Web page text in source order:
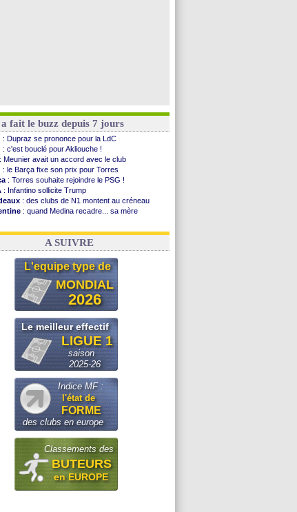
fait le buzz depuis 7 jours
: Dupraz se prononce pour la LdC
: c'est bouclé pour Akliouche !
: Meunier avait un accord avec le club
: le Barça fixe son prix pour Torres
: Torres souhaite rejoindre le PSG !
: Infantino sollicite Trump
: des clubs de N1 montent au créneau
: quand Medina recadre... sa mère
: Paixão attire un 2e club anglais
A SUIVRE
L'equipe type de
MONDIAL
2026
Le meilleur effectif
LIGUE 1
saison
2025-26
Indice MF :
l'état de
FORME
des clubs en europe
Classements des
BUTEURS
en EUROPE